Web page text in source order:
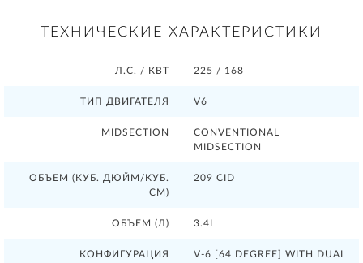
ТЕХНИЧЕСКИЕ ХАРАКТЕРИСТИКИ
Л.С. / КВТ 225 / 168
ТИП ДВИГАТЕЛЯ V6
MIDSECTION
CONVENTIONAL
MIDSECTION
ОБЪЕМ (КУБ. ДЮЙМ/КУБ.
СМ)
209 CID
ОБЪЕМ (Л) 3.4L
КОНФИГУРАЦИЯ
V-6 [64 DEGREE] WITH DUAL